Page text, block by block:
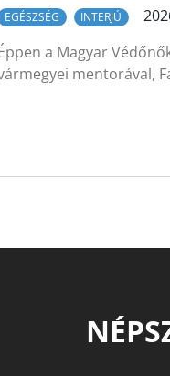
EGÉSZSÉG INTERJÚ
a Magyar
mentorával,